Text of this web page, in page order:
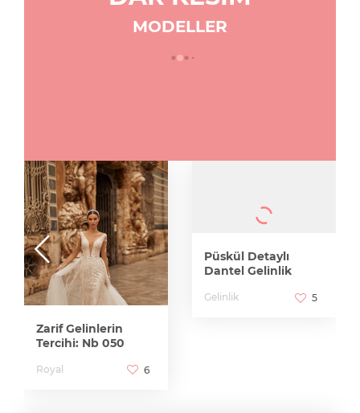
MODELLER
Zarif Gelinlerin
Tercihi: Nb 050
Royal 6
Püskül Detaylı
Dantel Gelinlik
Gelinlik 5